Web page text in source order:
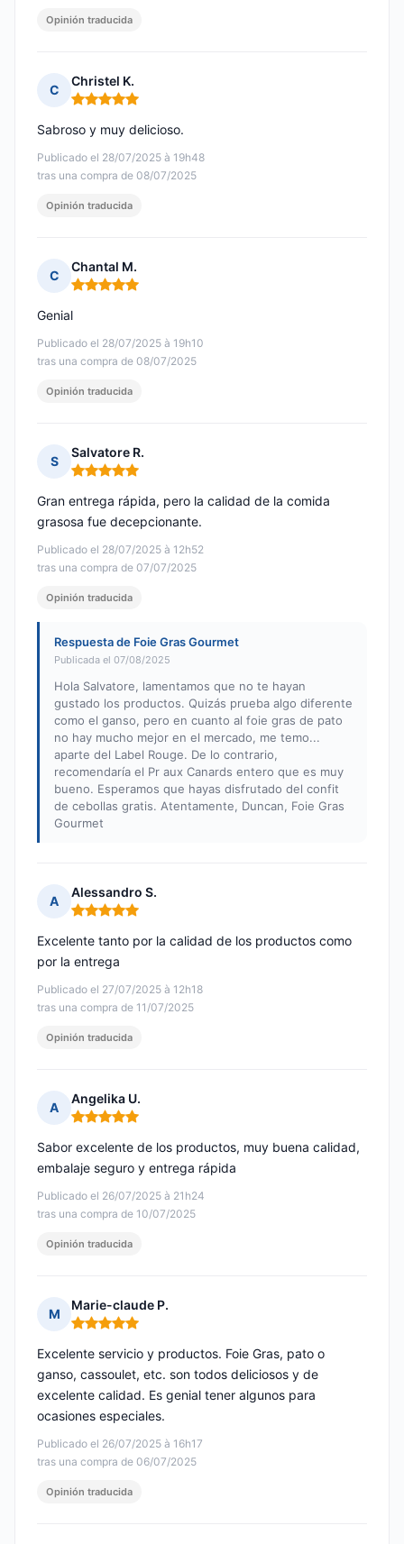
Opinión traducida
C
Christel K.
Nota: 5 de 5
Publicado el 28/07/2025 à 19h48
tras una compra de 08/07/2025
Sabroso y muy delicioso.
Opinión traducida
C
Chantal M.
Nota: 5 de 5
Publicado el 28/07/2025 à 19h10
tras una compra de 08/07/2025
Genial
Opinión traducida
S
Salvatore R.
Nota: 5 de 5
Publicado el 28/07/2025 à 12h52
tras una compra de 07/07/2025
Gran entrega rápida, pero la calidad de la comida
grasosa fue decepcionante.
Opinión traducida
Respuesta de Foie Gras Gourmet
Publicada el 07/08/2025
Hola Salvatore, lamentamos que no te hayan
gustado los productos. Quizás prueba algo diferente
como el ganso, pero en cuanto al foie gras de pato
no hay mucho mejor en el mercado, me temo...
aparte del Label Rouge. De lo contrario,
recomendaría el Pr aux Canards entero que es muy
bueno. Esperamos que hayas disfrutado del confit
de cebollas gratis. Atentamente, Duncan, Foie Gras
Gourmet
A
Alessandro S.
Nota: 5 de 5
Publicado el 27/07/2025 à 12h18
tras una compra de 11/07/2025
Excelente tanto por la calidad de los productos como
por la entrega
Opinión traducida
A
Angelika U.
Nota: 5 de 5
Publicado el 26/07/2025 à 21h24
tras una compra de 10/07/2025
Sabor excelente de los productos, muy buena calidad,
embalaje seguro y entrega rápida
Opinión traducida
M
Marie-claude P.
Nota: 5 de 5
Publicado el 26/07/2025 à 16h17
tras una compra de 06/07/2025
Excelente servicio y productos. Foie Gras, pato o
ganso, cassoulet, etc. son todos deliciosos y de
excelente calidad. Es genial tener algunos para
ocasiones especiales.
Opinión traducida